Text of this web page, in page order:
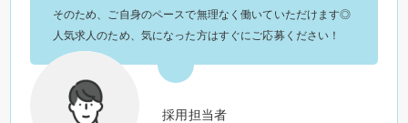
採用担当者
そのため、ご自身のペースで無理なく働いていただけます◎
人気求人のため、気になった方はすぐにご応募ください！